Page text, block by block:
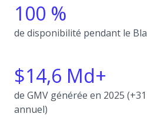
100 %
de disponibilité pendant le
$14,6 Md+
de GMV générée en 2025
annuel)